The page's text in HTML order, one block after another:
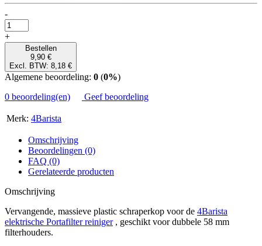
-
+
Bestellen
9,90 €
Excl. BTW: 8,18 €
Algemene beoordeling: 0 (0%)
0 beoordeling(en)
Geef beoordeling
Merk: 4Barista
Omschrijving
Beoordelingen (0)
FAQ (0)
Gerelateerde producten
Omschrijving
Vervangende, massieve plastic schraperkop voor de 4Barista
elektrische Portafilter reiniger, geschikt voor dubbele 58 mm
filterhouders.